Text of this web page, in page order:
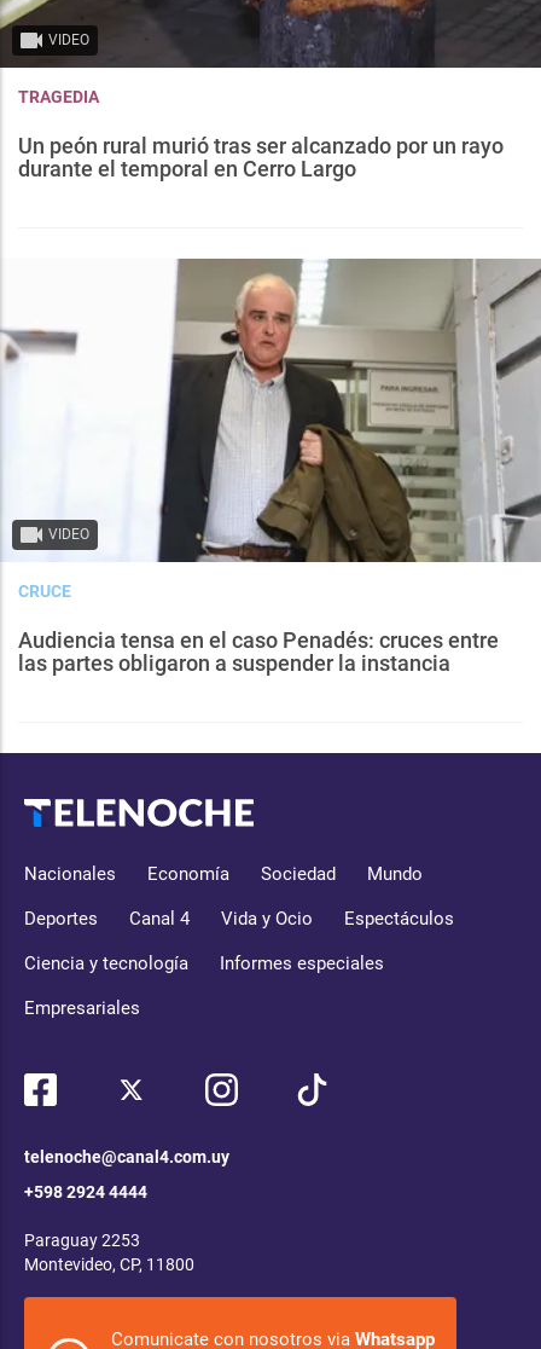
VIDEO
TRAGEDIA
Un peón rural murió tras ser alcanzado por un rayo
durante el temporal en Cerro Largo
VIDEO
CRUCE
Audiencia tensa en el caso Penadés: cruces entre
las partes obligaron a suspender la instancia
Nacionales Economía Sociedad Mundo
Deportes Canal 4 Vida y Ocio Espectáculos
Ciencia y tecnología Informes especiales
Empresariales
telenoche@canal4.com.uy
+598 2924 4444
Paraguay 2253
Montevideo, CP, 11800
Comunicate con nosotros via Whatsapp